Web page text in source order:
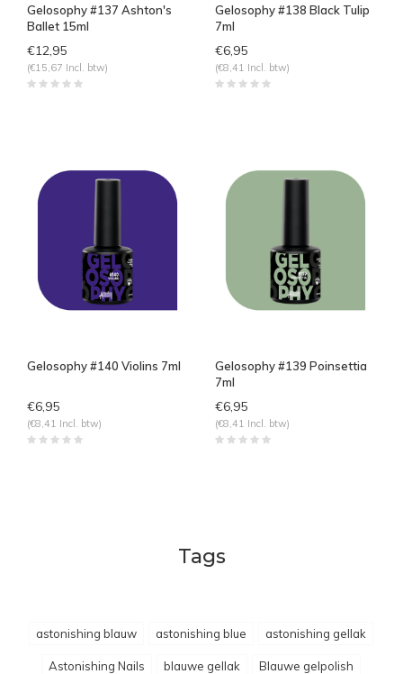
Gelosophy #137 Ashton's
Ballet 15ml
€12,95
(€15,67 Incl. btw)
Gelosophy #138 Black Tulip
7ml
€6,95
(€8,41 Incl. btw)
Gelosophy #140 Violins 7ml
€6,95
(€8,41 Incl. btw)
Gelosophy #139 Poinsettia
7ml
€6,95
(€8,41 Incl. btw)
Tags
astonishing blauw astonishing blue astonishing gellak
Astonishing Nails blauwe gellak Blauwe gelpolish